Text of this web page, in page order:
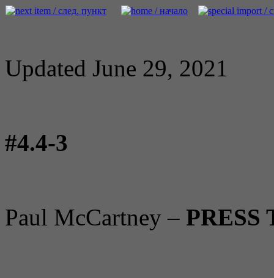
Updated June 29, 2021
#4.4-3
Paul McCartney – PRESS